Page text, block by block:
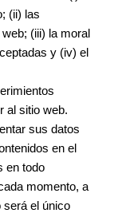
(ii) las
(iii) la moral
y (iv) el
al sitio web.
sus datos
en el
en todo
momento, a
será el único